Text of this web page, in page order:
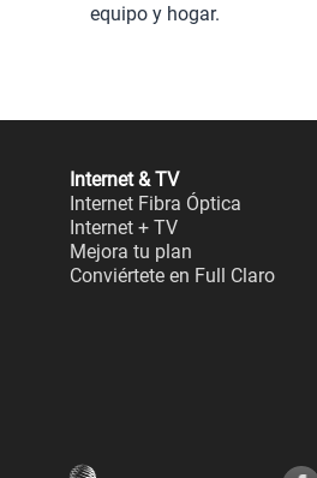
equipo y hogar.
Internet & TV
Internet Fibra Óptica
Internet + TV
Mejora tu plan
Conviértete en Full Claro